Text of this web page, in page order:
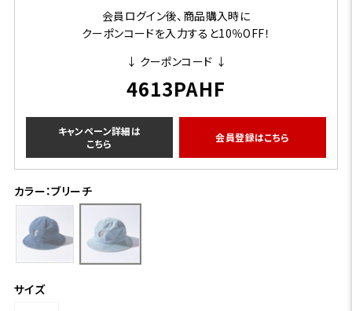
会員ログイン後、商品購入時に
クーポンコードを入力すると10％OFF！
↓ クーポンコード ↓
4613PAHF
キャンペーン詳細は
こちら
会員登録はこちら
カラー：ブリーチ
サイズ